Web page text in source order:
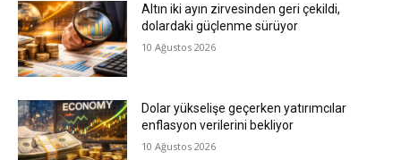
Altın iki ayın zirvesinden geri çekildi,
dolardaki güçlenme sürüyor
10 Ağustos 2026
Dolar yükselişe geçerken yatırımcılar
enflasyon verilerini bekliyor
10 Ağustos 2026